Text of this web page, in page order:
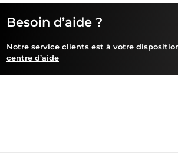
Besoin d’aide ?
Notre service clients est à votre
centre d’aide